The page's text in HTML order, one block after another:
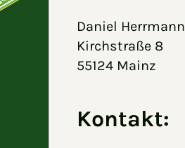
Daniel Herrmann
Kirchstraße 8
55124 Mainz
Kontakt: